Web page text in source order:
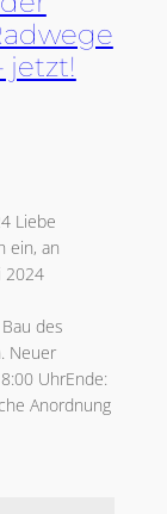
jetzt!
Liebe
ein, an
2024
des
Neuer
UhrEnde:
Anordnung